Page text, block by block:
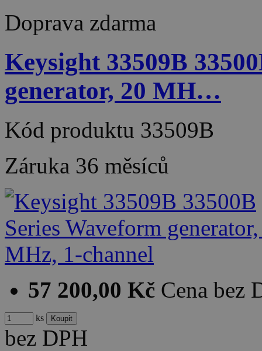
Doprava zdarma
Keysight 33509B
generator, 20 MH…
Kód produktu 33509B
Záruka 36 měsíců
57 200,00 Kč Cena bez
ks
bez DPH